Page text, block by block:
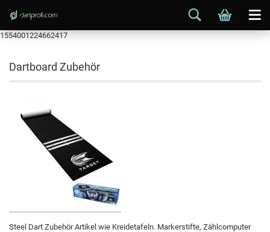
1554001224662417
Dartboard Zubehör
Steel Dart Zubehör Artikel wie Kreidetafeln. Markerstifte, Zählcomputer